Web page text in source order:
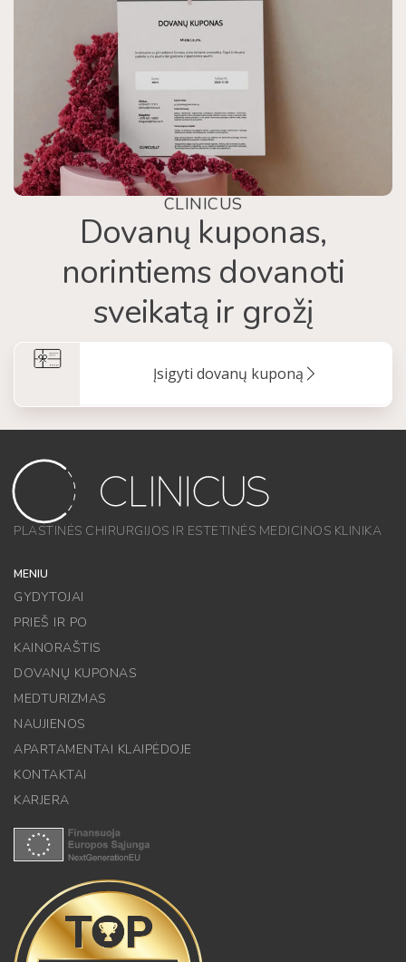
CLINICUS
Dovanų kuponas,
norintiems dovanoti
sveikatą ir grožį
Įsigyti dovanų kuponą
PLASTINĖS CHIRURGIJOS IR ESTETINĖS MEDICINOS KLINIKA
MENIU
GYDYTOJAI
PRIEŠ IR PO
KAINORAŠTIS
DOVANŲ KUPONAS
MEDTURIZMAS
NAUJIENOS
APARTAMENTAI KLAIPĖDOJE
KONTAKTAI
KARJERA